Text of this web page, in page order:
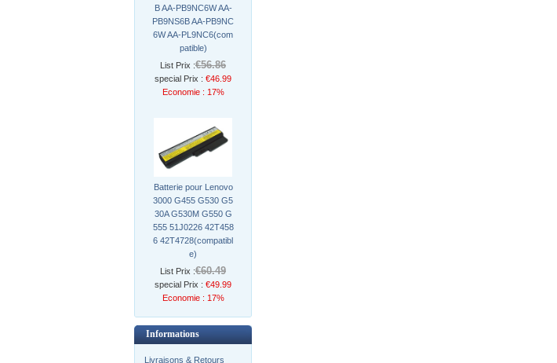
B AA-PB9NC6W AA-
PB9NS6B AA-PB9NC
6W AA-PL9NC6(com
patible)
List Prix :€56.86
special Prix : €46.99
Economie : 17%
Batterie pour Lenovo
3000 G455 G530 G5
30A G530M G550 G
555 51J0226 42T458
6 42T4728(compatibl
e)
List Prix :€60.49
special Prix : €49.99
Economie : 17%
Informations
Livraisons & Retours